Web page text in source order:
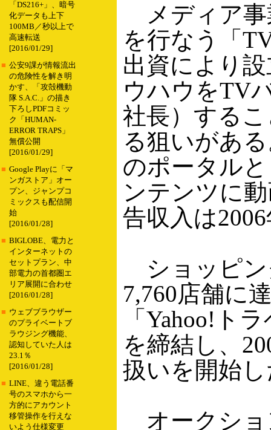
「DS216+」、暗号
化データも上下
100MB／秒以上で
高速転送
[2016/01/29]
■ 公安9課が情報流出
の危険性を解き明
かす、「攻殻機動
隊 S.A.C.」の描き
下ろしPDFコミッ
ク「HUMAN-
ERROR TRAPS」
無償公開
[2016/01/29]
■ Google Playに「マ
ンガストア」オー
プン、ジャンプコ
ミックスも配信開
始
[2016/01/28]
■ BIGLOBE、電力と
インターネットの
セットプラン、中
部電力の首都圏エ
リア展開に合わせ
[2016/01/28]
■ ウェブブラウザー
のプライベートブ
ラウジング機能、
認知していた人は
23.1％
[2016/01/28]
■ LINE、違う電話番
号のスマホから一
方的にアカウント
移管操作を行えな
いよう仕様変更
メディア事
を行なう「
出資により
ウハウをTV
社長）する
る狙いがあ
のポータル
ンテンツに
告収入は
ショッピン
7,760店舗に
「Yahoo!ト
を締結し、
扱いを開始
オークショ